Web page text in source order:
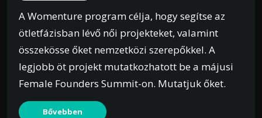
A Womenture program célja, hogy segítse az
ötletfázisban lévő női projekteket, valamint
összekösse őket nemzetközi szerepőkkel. A
legjobb öt projekt mutatkozhatott be a májusi
Female Founders Summit-on. Mutatjuk őket.
Bővebben